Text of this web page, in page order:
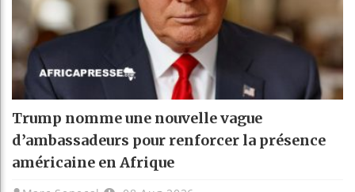
Trump nomme une nouvelle vague
d’ambassadeurs pour renforcer la présence
américaine en Afrique